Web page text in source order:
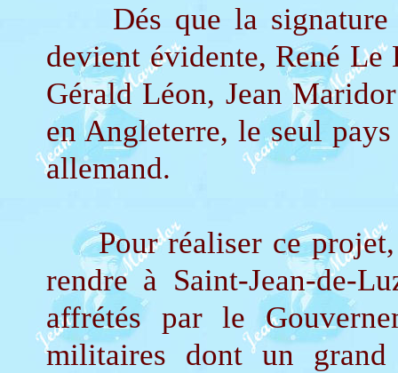
Dés que la signature
devient évidente, René Le
Gérald Léon, Jean
en Angleterre, le seul
allemand.
Pour réaliser ce projet,
rendre à Saint-Jean-de-
affrétés par le
militaires dont un